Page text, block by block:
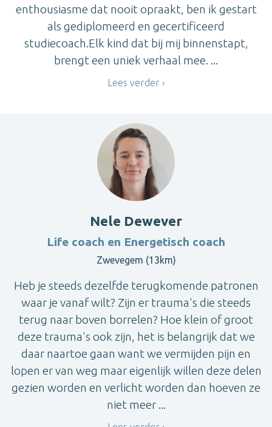
enthousiasme dat nooit opraakt, ben ik gestart
als gediplomeerd en gecertificeerd
studiecoach.Elk kind dat bij mij binnenstapt,
brengt een uniek verhaal mee. ...
Lees verder
Nele Dewever
Life coach en Energetisch coach
Zwevegem (13km)
Heb je steeds dezelfde terugkomende patronen
waar je vanaf wilt? Zijn er trauma's die steeds
terug naar boven borrelen? Hoe klein of groot
deze trauma's ook zijn, het is belangrijk dat we
daar naartoe gaan want we vermijden pijn en
lopen er van weg maar eigenlijk willen deze delen
gezien worden en verlicht worden dan hoeven ze
niet meer ...